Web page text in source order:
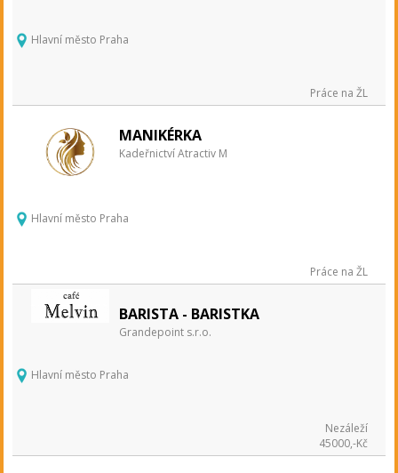
Hlavní město Praha
Práce na ŽL
MANIKÉRKA
Kadeřnictví Atractiv M
Hlavní město Praha
Práce na ŽL
BARISTA - BARISTKA
Grandepoint s.r.o.
Hlavní město Praha
Nezáleží
45000,-Kč